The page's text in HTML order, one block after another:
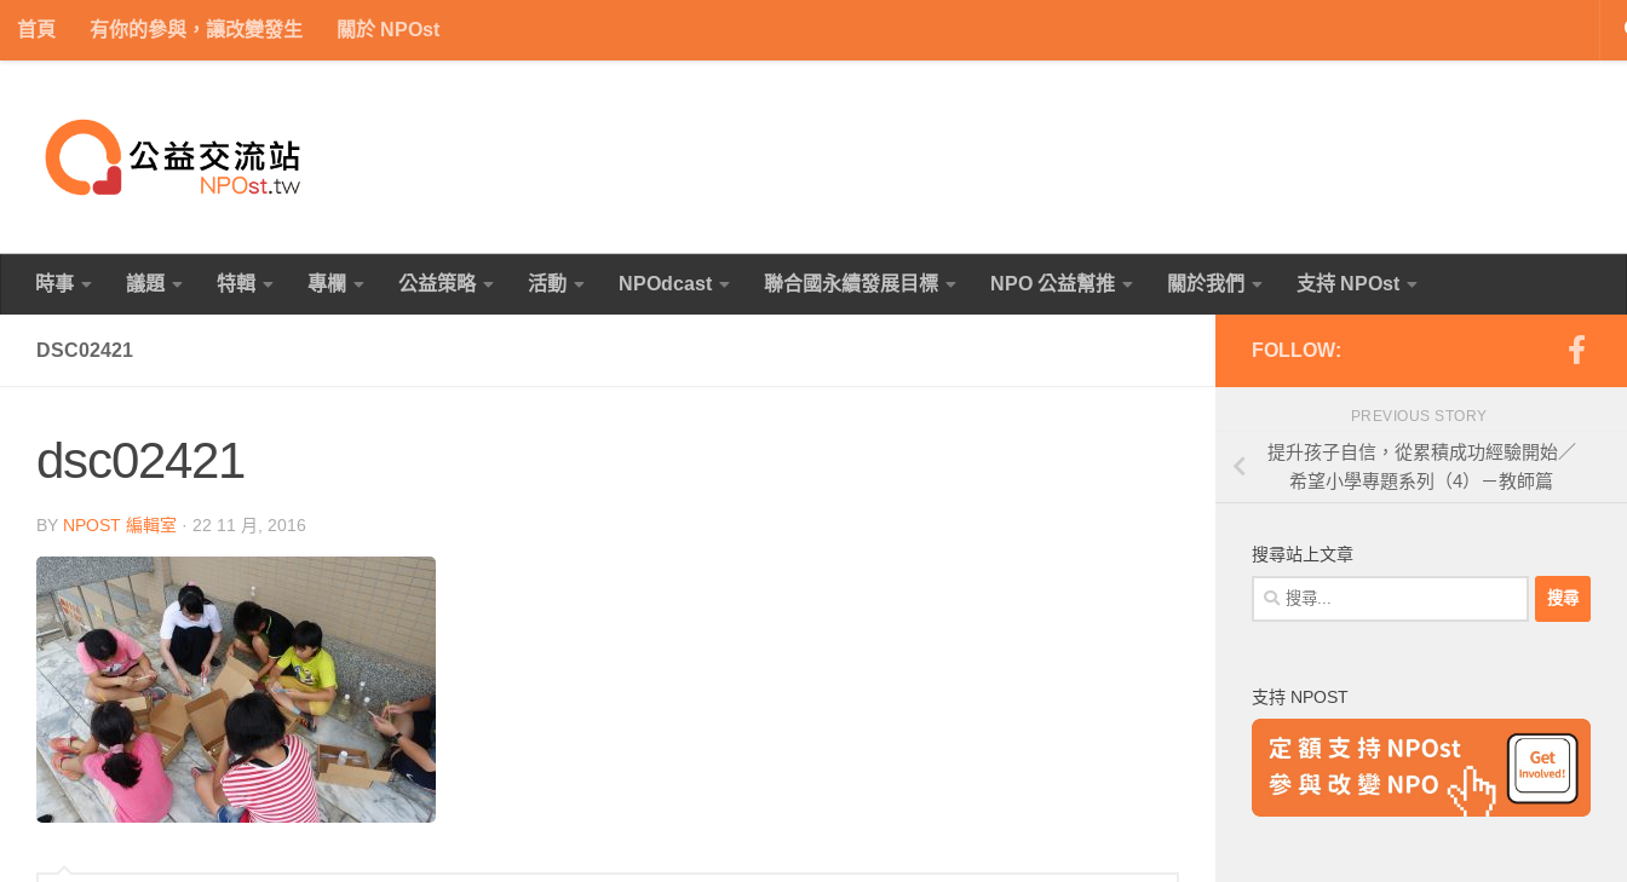
Skip to content
首頁 有你的參與，讓改變發生 關於 NPOst
時事 議題 特輯 專欄 公益策略 活動 NPOdcast 聯合國永續發展目標 NPO 公益幫推 關於我們 支持 NPOst
DSC02421
dsc02421
BY NPOST 編輯室 · 22 11 月, 2016
FOLLOW:
PREVIOUS STORY
提升孩子自信，從累積成功經驗開始／
希望小學專題系列（4）－教師篇
搜尋站上文章
搜
尋
字:
支持 NPOST